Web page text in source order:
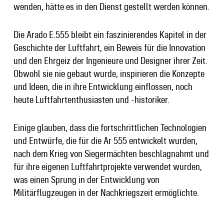
wenden, hätte es in den Dienst gestellt werden können.
Die Arado E.555 bleibt ein faszinierendes Kapitel in der
Geschichte der Luftfahrt, ein Beweis für die Innovation
und den Ehrgeiz der Ingenieure und Designer ihrer Zeit.
Obwohl sie nie gebaut wurde, inspirieren die Konzepte
und Ideen, die in ihre Entwicklung einflossen, noch
heute Luftfahrtenthusiasten und -historiker.
Einige glauben, dass die fortschrittlichen Technologien
und Entwürfe, die für die Ar 555 entwickelt wurden,
nach dem Krieg von Siegermächten beschlagnahmt und
für ihre eigenen Luftfahrtprojekte verwendet wurden,
was einen Sprung in der Entwicklung von
Militärflugzeugen in der Nachkriegszeit ermöglichte.